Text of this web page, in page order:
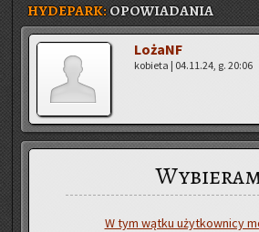
HYDEPARK:OPOWIADANIA
Lo­żaNF
ko­bie­ta | 04.11.24, g. 20:06
W tym wątku użyt­kow­ni­cy